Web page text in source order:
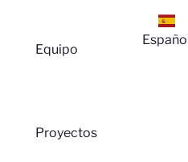
Equipo
Proyectos